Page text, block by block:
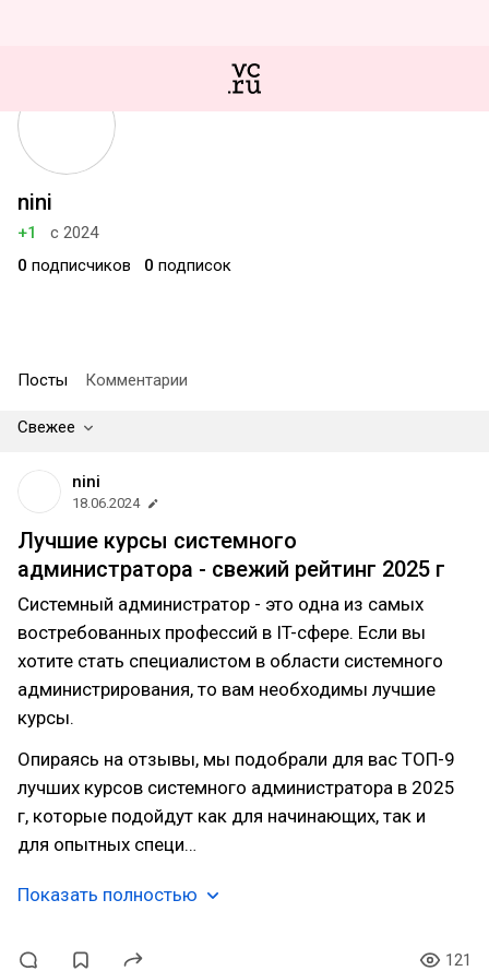
nini
+1
с 2024
0 подписчиков 0 подписок
Посты Комментарии
Свежее
nini
18.06.2024
Лучшие курсы системного
администратора - свежий рейтинг 2025 г
Системный администратор - это одна из самых
востребованных профессий в IT-сфере. Если вы
хотите стать специалистом в области системного
администрирования, то вам необходимы лучшие
курсы.
Опираясь на отзывы, мы подобрали для вас ТОП-9
лучших курсов системного администратора в 2025
г, которые подойдут как для начинающих, так и
для опытных специ…
Показать полностью
121